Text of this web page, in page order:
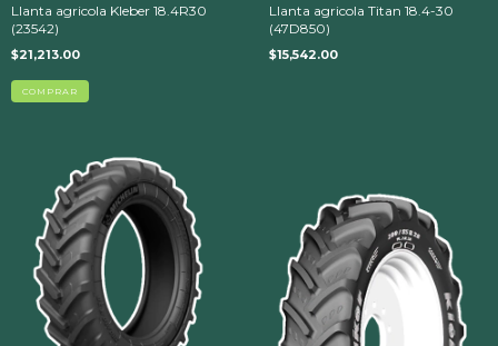
Llanta agricola Kleber 18.4R30
(23542)
$21,213.00
Llanta agricola Titan 18.4-30
(47D850)
$15,542.00